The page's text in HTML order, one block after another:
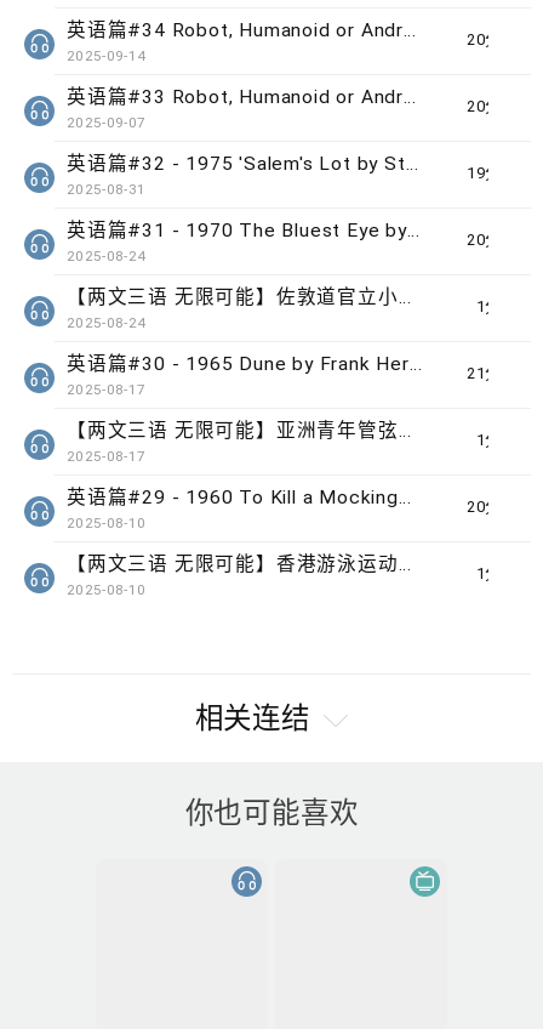
20分钟
英语篇#34 Robot, Humanoid or Android? (2) ; Equity vs Equality
2025-09-14
20分钟
英语篇#33 Robot, Humanoid or Android? (1) ; Artist and Artiste
2025-09-07
19分钟
英语篇#32 - 1975 'Salem's Lot by Stephen King ; 掌握文法
2025-08-31
20分钟
英语篇#31 - 1970 The Bluest Eye by Toni Morrison ; 挑选读物
2025-08-24
1分钟
【两文三语 无限可能】佐敦道官立小学学生 Saddhar Gurbaaz Singh Caius
2025-08-24
21分钟
英语篇#30 - 1965 Dune by Frank Herbert
2025-08-17
1分钟
【两文三语 无限可能】亚洲青年管弦乐团团员 谢灏燊、杜巧雪
2025-08-17
20分钟
英语篇#29 - 1960 To Kill a Mockingbird by Harper Lee
2025-08-10
1分钟
【两文三语 无限可能】香港游泳运动员 欧铠淳
2025-08-10
相关连结
你也可能喜欢